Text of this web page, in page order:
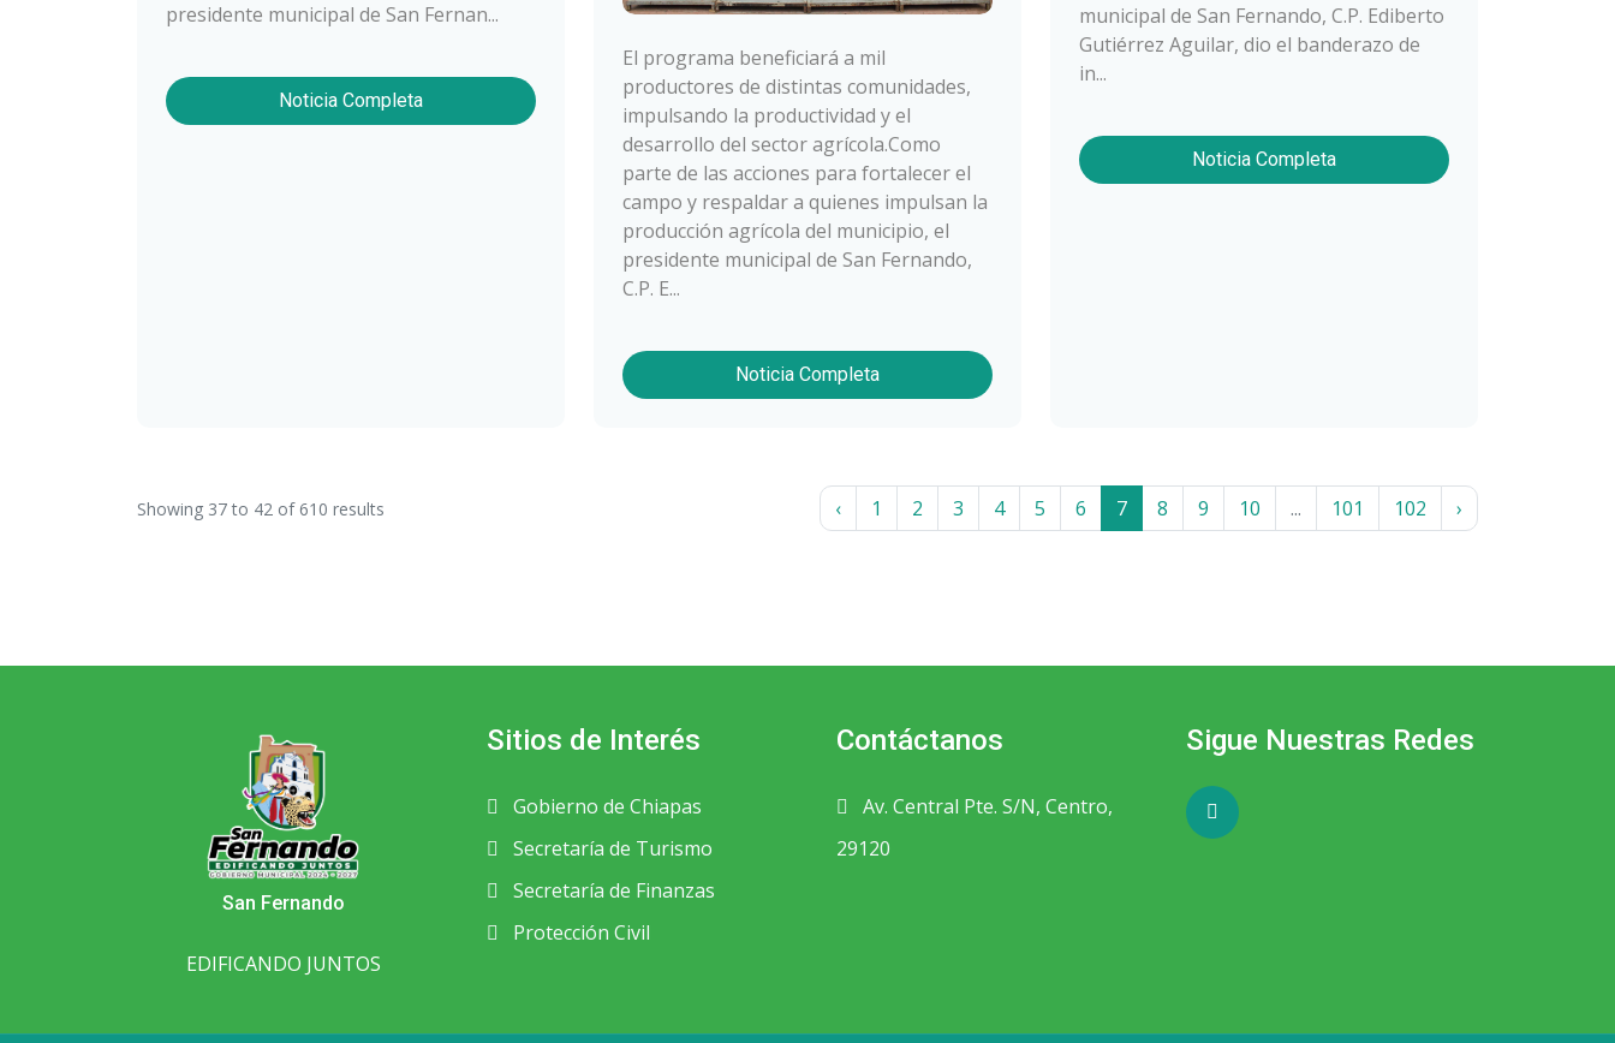
presidente municipal de San Fernan...
Noticia Completa
El programa beneficiará a mil
productores de distintas comunidades,
impulsando la productividad y el
desarrollo del sector agrícola.Como
parte de las acciones para fortalecer el
campo y respaldar a quienes impulsan la
producción agrícola del municipio, el
presidente municipal de San Fernando,
C.P. E...
Noticia Completa
municipal de San Fernando, C.P. Ediberto
Gutiérrez Aguilar, dio el banderazo de
in...
Noticia Completa
Showing 37 to 42 of 610 results ‹ 1 2 3 4 5 6 7 8 9 10 ... 101 102 ›
San Fernando
EDIFICANDO JUNTOS
Sitios de Interés
Gobierno de Chiapas
Secretaría de Turismo
Secretaría de Finanzas
Protección Civil
Contáctanos
Av. Central Pte. S/N, Centro,
29120
Sigue Nuestras Redes